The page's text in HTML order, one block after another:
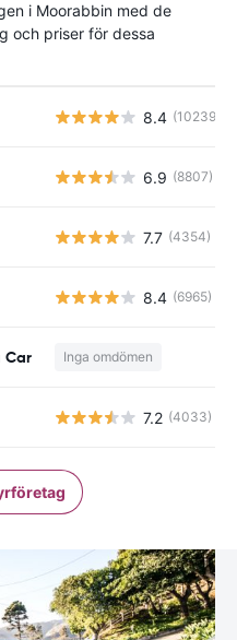
i Moorabbin med de
och priser för dessa
8.4 (10239)
6.9 (8807)
7.7 (4354)
8.4 (6965)
Car Inga omdömen
7.2 (4033)